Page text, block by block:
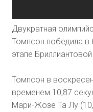
Двукратная
Томпсон победила в
этапе
Томпсон в
временем 10,87
Мари-Жозе Та Лу